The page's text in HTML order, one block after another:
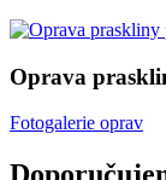
Oprava
Fotogalerie oprav